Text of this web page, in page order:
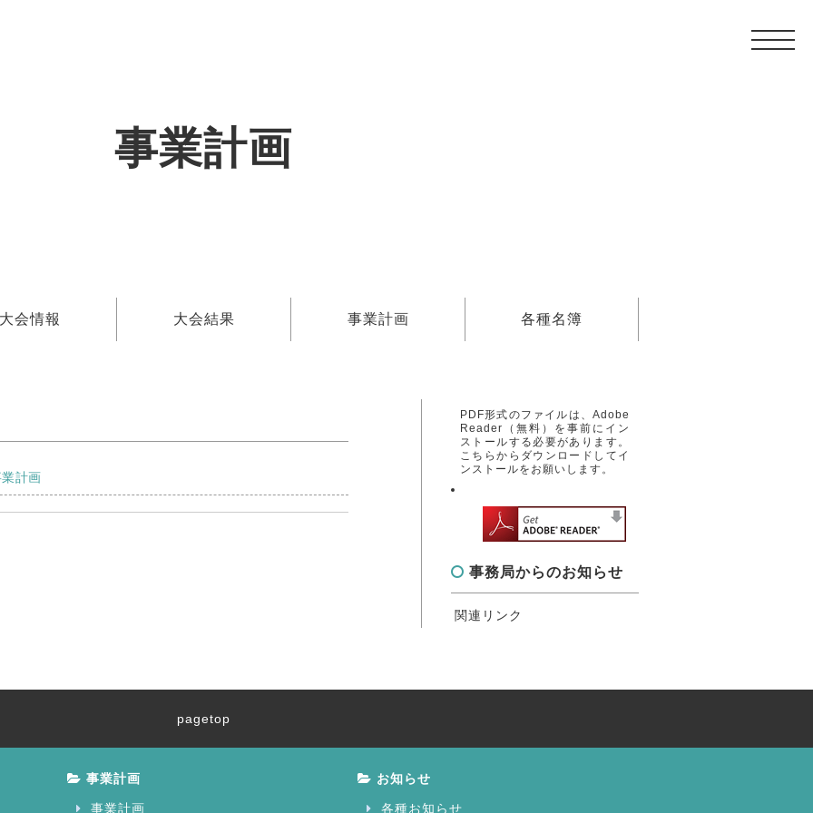
事業計画
会情報 大会結果 事業計画 各種名簿
計画
PDF形式のファイルは、Adobe
Reader（無料）を事前にイン
ストールする必要があります。
こちらからダウンロードしてイ
ンストールをお願いします。
事務局からのお知らせ
関連リンク
pagetop
事業計画
事業計画
お知らせ
各種お知らせ